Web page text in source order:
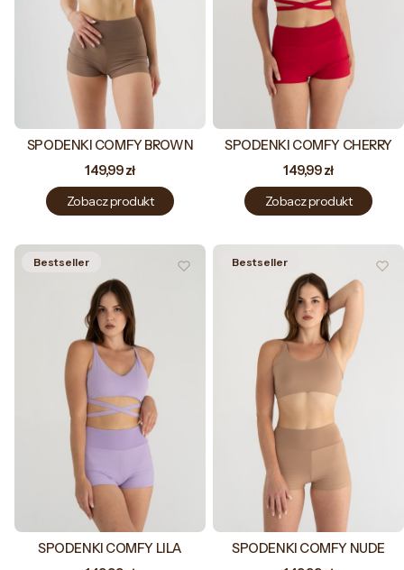
SPODENKI COMFY BROWN
Cena
149,99 zł
Zobacz produkt
SPODENKI COMFY CHERRY
Cena
149,99 zł
Zobacz produkt
Bestseller
SPODENKI COMFY LILA
Bestseller
SPODENKI COMFY NUDE